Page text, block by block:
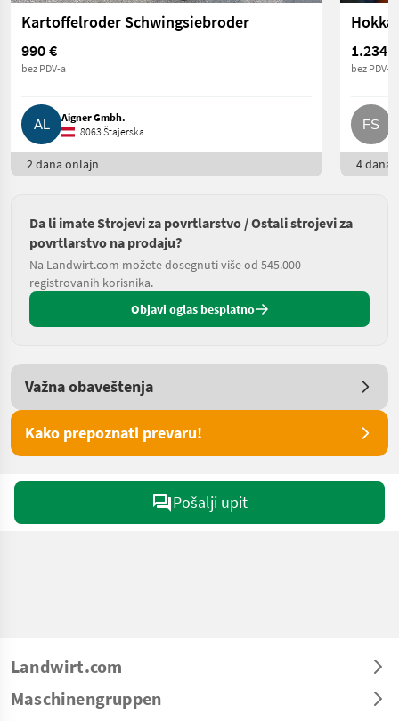
Kartoffelroder Schwingsiebroder
990 €
bez PDV-a
Aigner Gmbh.
8063 Štajerska
2 dana onlajn
1.234 €
bez PDV-a
4 dana
Da li imate Strojevi za povrtlarstvo / Ostali strojevi za
povrtlarstvo na prodaju?
Na Landwirt.com možete dosegnuti više od 545.000
registrovanih korisnika.
Objavi oglas besplatno
Važna obaveštenja
Kako prepoznati prevaru!
Pošalji upit
Landwirt.com
Maschinengruppen